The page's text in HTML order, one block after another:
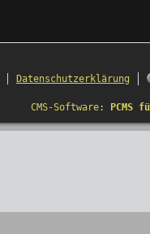
Datenschutzerklärung
CMS-Software: PCMS